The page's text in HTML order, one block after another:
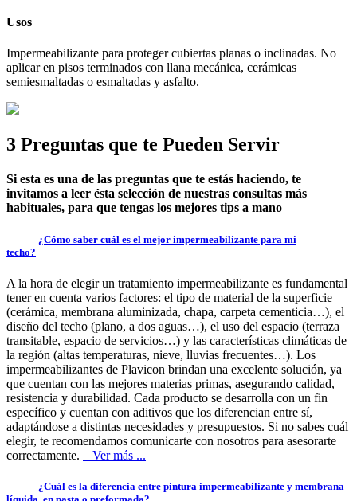
Usos
Impermeabilizante para proteger cubiertas planas o inclinadas. No
aplicar en pisos terminados con llana mecánica, cerámicas
semiesmaltadas o esmaltadas y asfalto.
3 Preguntas que te Pueden Servir
Si esta es una de las preguntas que te estás haciendo, te
invitamos a leer ésta selección de nuestras consultas más
habituales, para que tengas los mejores tips a mano
¿Cómo saber cuál es el mejor impermeabilizante para mi
techo?
A la hora de elegir un tratamiento impermeabilizante es fundamental
tener en cuenta varios factores: el tipo de material de la superficie
(cerámica, membrana aluminizada, chapa, carpeta cementicia…), el
diseño del techo (plano, a dos aguas…), el uso del espacio (terraza
transitable, espacio de servicios…) y las características climáticas de
la región (altas temperaturas, nieve, lluvias frecuentes…). Los
impermeabilizantes de Plavicon brindan una excelente solución, ya
que cuentan con las mejores materias primas, asegurando calidad,
resistencia y durabilidad. Cada producto se desarrolla con un fin
específico y cuentan con aditivos que los diferencian entre sí,
adaptándose a distintas necesidades y presupuestos. Si no sabes cuál
elegir, te recomendamos comunicarte con nosotros para asesorarte
correctamente.
Ver más ...
¿Cuál es la diferencia entre pintura impermeabilizante y membrana